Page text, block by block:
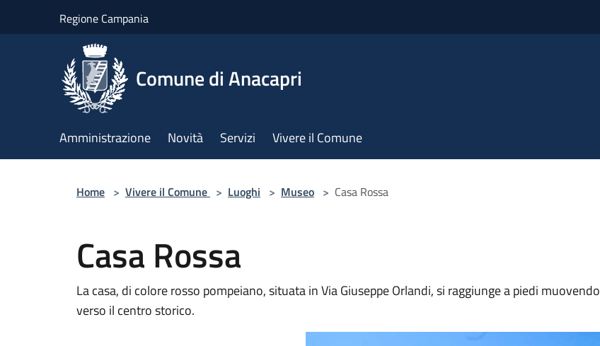
Regione Campania
Comune di Anacapri
Amministrazione Novità Servizi Vivere il Comune
Home > Vivere il Comune > Luoghi > Museo > Casa Rossa
Casa Rossa
La casa, di colore rosso pompeiano, situata in Via Giuseppe Orlandi, si raggiunge a piedi muovendo
verso il centro storico.